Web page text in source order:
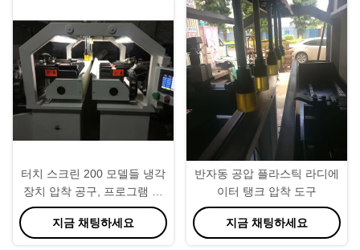
터치 스크린 200 모델들 냉각
장치 압착 공구, 프로그램 가
능한 냉각 장치 제조 기계
PLC
지금 채팅하세요
반자동 공압 플라스틱 라디에
이터 탱크 압착 도구
지금 채팅하세요